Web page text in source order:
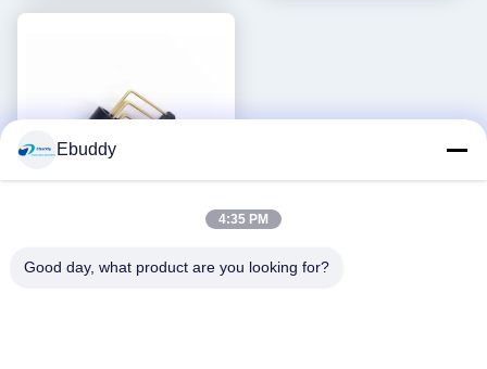
Μαύρο ύφος ύλης
Ebuddy
4:35 PM
Good day, what product are you looking for?